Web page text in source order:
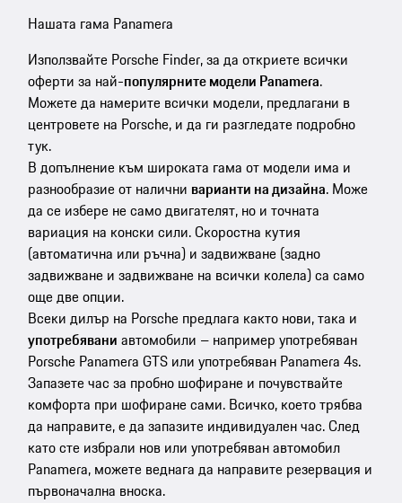
Нашата гама Panamera
Използвайте Porsche Finder, за да откриете всички
оферти за най-популярните модели Panamera.
Можете да намерите всички модели, предлагани в
центровете на Porsche, и да ги разгледате подробно
тук.
В допълнение към широката гама от модели има и
разнообразие от налични варианти на дизайна. Може
да се избере не само двигателят, но и точната
вариация на конски сили. Скоростна кутия
(автоматична или ръчна) и задвижване (задно
задвижване и задвижване на всички колела) са само
още две опции.
Всеки дилър на Porsche предлага както нови, така и
употребявани автомобили – например употребяван
Porsche Panamera GTS или употребяван Panamera 4s.
Запазете час за пробно шофиране и почувствайте
комфорта при шофиране сами. Всичко, което трябва
да направите, е да запазите индивидуален час. След
като сте избрали нов или употребяван автомобил
Panamera, можете веднага да направите резервация и
първоначална вноска.